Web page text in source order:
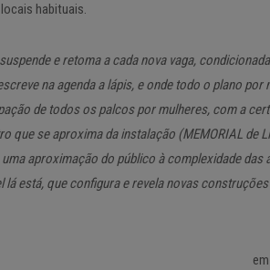
habituais.
e retoma a cada nova vaga,
na agenda a lápis, e onde todo o plano
de todos os palcos por mulheres, com a
se aproxima da instalação (MEMORIAL de
aproximação do público à complexidade
está, que configura e revela novas